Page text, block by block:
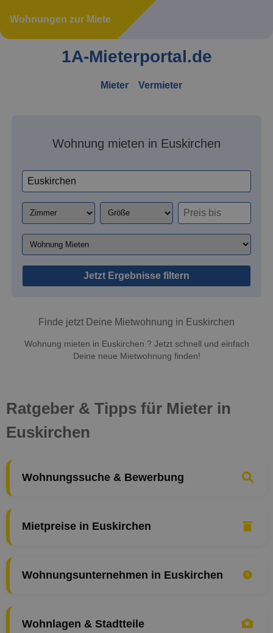
Wohnungen zur Miete
1A-Mieterportal.de
Mieter Vermieter
Wohnung mieten in Euskirchen
Jetzt Ergebnisse filtern
Finde jetzt Deine Mietwohnung in Euskirchen
Wohnung mieten in Euskirchen ? Jetzt schnell und einfach
Deine neue Mietwohnung finden!
Ratgeber & Tipps für Mieter in
Euskirchen
Wohnungssuche & Bewerbung
Mietpreise in Euskirchen
Wohnungsunternehmen in Euskirchen
Wohnlagen & Stadtteile